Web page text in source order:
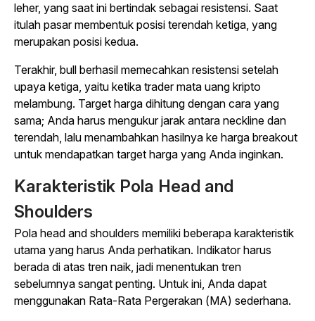
leher, yang saat ini bertindak sebagai resistensi. Saat
itulah pasar membentuk posisi terendah ketiga, yang
merupakan posisi kedua.
Terakhir, bull berhasil memecahkan resistensi setelah
upaya ketiga, yaitu ketika trader mata uang kripto
melambung. Target harga dihitung dengan cara yang
sama; Anda harus mengukur jarak antara neckline dan
terendah, lalu menambahkan hasilnya ke harga breakout
untuk mendapatkan target harga yang Anda inginkan.
Karakteristik Pola Head and
Shoulders
Pola head and shoulders memiliki beberapa karakteristik
utama yang harus Anda perhatikan. Indikator harus
berada di atas tren naik, jadi menentukan tren
sebelumnya sangat penting. Untuk ini, Anda dapat
menggunakan Rata-Rata Pergerakan (MA) sederhana.